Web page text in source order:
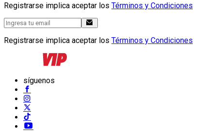
Registrarse implica aceptar los Términos y Condiciones
Registrarse implica aceptar los Términos y Condiciones
síguenos